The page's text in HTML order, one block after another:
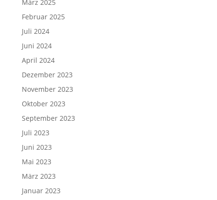
März 2025
Februar 2025
Juli 2024
Juni 2024
April 2024
Dezember 2023
November 2023
Oktober 2023
September 2023
Juli 2023
Juni 2023
Mai 2023
März 2023
Januar 2023